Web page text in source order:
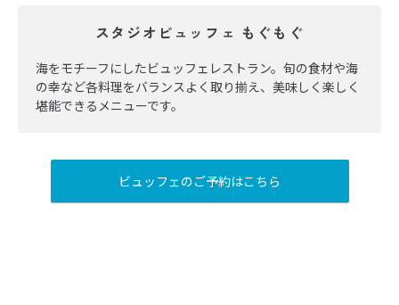
スタジオビュッフェ もぐもぐ
海をモチーフにしたビュッフェレストラン。旬の食材や海
の幸など各料理をバランスよく取り揃え、美味しく楽しく
堪能できるメニューです。
ビュッフェのご予約はこちら